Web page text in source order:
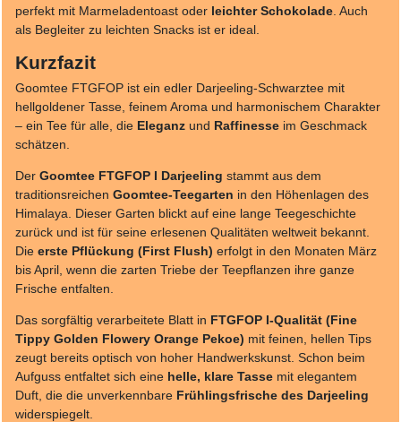
perfekt mit Marmeladentoast oder leichter Schokolade . Auch
als Begleiter zu leichten Snacks ist er ideal.
Kurzfazit
Goomtee FTGFOP ist ein edler Darjeeling-Schwarztee mit
hellgoldener Tasse, feinem Aroma und harmonischem Charakter
– ein Tee für alle, die Eleganz und Raffinesse im Geschmack
schätzen.
Der Goomtee FTGFOP I Darjeeling stammt aus dem
traditionsreichen Goomtee-Teegarten in den Höhenlagen des
Himalaya. Dieser Garten blickt auf eine lange Teegeschichte
zurück und ist für seine erlesenen Qualitäten weltweit bekannt.
Die erste Pflückung (First Flush) erfolgt in den Monaten März
bis April, wenn die zarten Triebe der Teepflanzen ihre ganze
Frische entfalten.
Das sorgfältig verarbeitete Blatt in FTGFOP I-Qualität (Fine
Tippy Golden Flowery Orange Pekoe) mit feinen, hellen Tips
zeugt bereits optisch von hoher Handwerkskunst. Schon beim
Aufguss entfaltet sich eine helle, klare Tasse mit elegantem
Duft, die die unverkennbare Frühlingsfrische des Darjeeling
widerspiegelt.